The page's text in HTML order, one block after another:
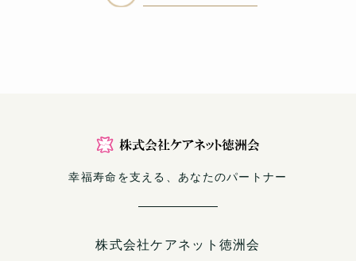
幸福寿命を支える、あなたのパートナー
株式会社ケアネット徳洲会